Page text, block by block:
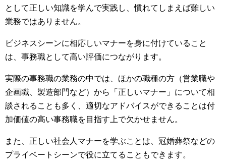
として正しい知識を学んで実践し、慣れてしまえば難しい
業務ではありません。
ビジネスシーンに相応しいマナーを身に付けていること
は、事務職として高い評価につながります。
実際の事務職の業務の中では、ほかの職種の方（営業職や
企画職、製造部門など）から「正しいマナー」について相
談されることも多く、適切なアドバイスができることは付
加価値の高い事務職を目指す上で欠かせません。
また、正しい社会人マナーを学ぶことは、冠婚葬祭などの
プライベートシーンで役に立てることもできます。